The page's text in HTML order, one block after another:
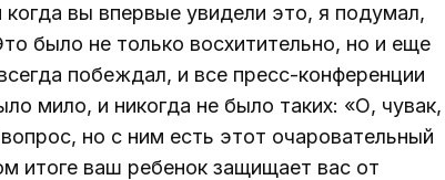
вы впервые увидели это, я подумал,
было не только восхитительно, но и еще
побеждал, и все пресс-конференции
мило, и никогда не было таких: «О, чувак,
но с ним есть этот очаровательный
итоге ваш ребенок защищает вас от